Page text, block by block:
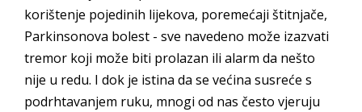
korištenje pojedinih lijekova, poremećaji štitnjače,
Parkinsonova bolest - sve navedeno može izazvati
tremor koji može biti prolazan ili alarm da nešto
nije u redu. I dok je istina da se većina susreće s
podrhtavanjem ruku, mnogi od nas često vjeruju